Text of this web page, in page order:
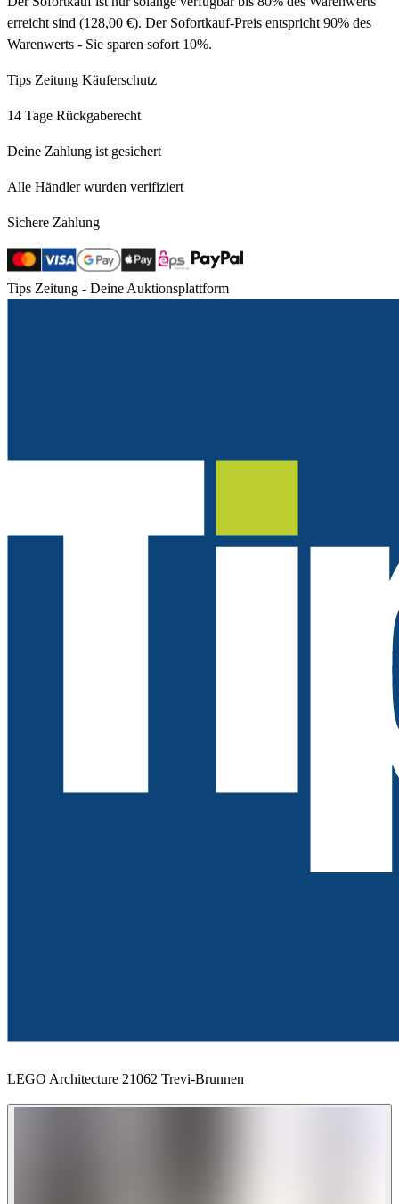
erreicht sind (128,00 €). Der Sofortkauf-Preis entspricht 90% des
Warenwerts - Sie sparen sofort 10%.
Tips Zeitung Käuferschutz
14 Tage Rückgaberecht
Deine Zahlung ist gesichert
Alle Händler wurden verifiziert
Sichere Zahlung
Tips Zeitung - Deine Auktionsplattform
LEGO Architecture 21062 Trevi-Brunnen